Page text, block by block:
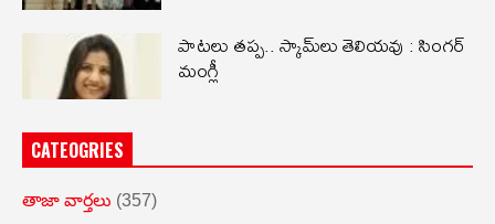
పాటలు తప్ప.. స్కామ్‌లు తెలియవు : సింగర్
మంగ్లీ
CATEOGRIES
తాజా వార్తలు (357)